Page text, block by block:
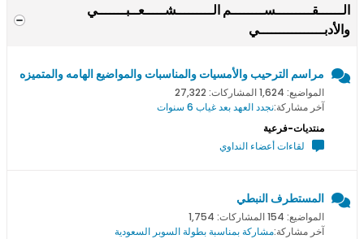
الــــــقـــــــــســــــــم الـــــــــشـــــعــبـــــــي
والأدبــــــــــــــــي
مراسم الترحيب والأمسيات والمناسبات والمواضيع الهامه والمتميزه
المواضيع: 1,624 المشاركات: 27,322
آخر مشاركة:نجدد العهد بعد غياب 6 سنوات
منتديات-فرعية
لقاءات أعضاء النداوي
المستطرف النبطي
المواضيع: 154 المشاركات: 1,754
آخر مشاركة:مشاركة بمناسبة بطولة السوبر السعودية